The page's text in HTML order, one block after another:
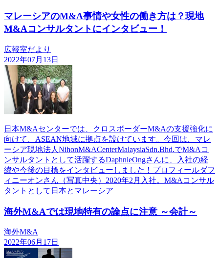
マレーシアのM&A事情や女性の働き方は？現地
M&Aコンサルタントにインタビュー！
広報室だより
2022年07月13日
日本M&Aセンターでは、クロスボーダーM&Aの支援強化に
向けて、ASEAN地域に拠点を設けています。今回は、マレ
ーシア現地法人NihonM&ACenterMalaysiaSdn.Bhd.でM&Aコ
ンサルタントとして活躍するDaphnieOngさんに、入社の経
緯や今後の目標をインタビューしました！プロフィールダフ
ィニーオンさん（写真中央）2020年2月入社。M&Aコンサル
タントとして日本とマレーシア
海外M&Aでは現地特有の論点に注意 ～会計～
海外M&A
2022年06月17日